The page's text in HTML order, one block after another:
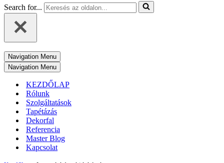
Search for...
Navigation Menu
Navigation Menu
KEZDŐLAP
Rólunk
Szolgáltatások
Tapétázás
Dekorfal
Referencia
Master Blog
Kapcsolat